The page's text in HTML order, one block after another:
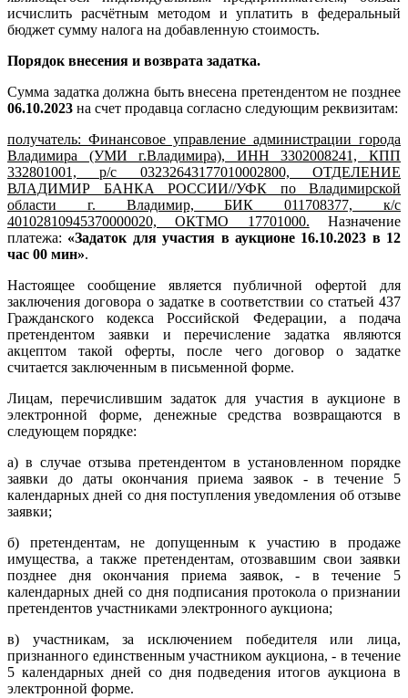
исчислить расчётным методом и уплатить в федеральный
бюджет сумму налога на добавленную стоимость.
Порядок внесения и возврата задатка.
Сумма задатка должна быть внесена претендентом не позднее
06.10.2023 на счет продавца согласно следующим реквизитам:
получатель: Финансовое управление администрации города
Владимира (УМИ г.Владимира), ИНН 3302008241, КПП
332801001, р/с 03232643177010002800, ОТДЕЛЕНИЕ
ВЛАДИМИР БАНКА РОССИИ//УФК по Владимирской
области г. Владимир, БИК 011708377, к/с
40102810945370000020, ОКТМО 17701000. Назначение
платежа: «Задаток для участия в аукционе 16.10.2023 в 12
час 00 мин».
Настоящее сообщение является публичной офертой для
заключения договора о задатке в соответствии со статьей 437
Гражданского кодекса Российской Федерации, а подача
претендентом заявки и перечисление задатка являются
акцептом такой оферты, после чего договор о задатке
считается заключенным в письменной форме.
Лицам, перечислившим задаток для участия в аукционе в
электронной форме, денежные средства возвращаются в
следующем порядке:
а) в случае отзыва претендентом в установленном порядке
заявки до даты окончания приема заявок - в течение 5
календарных дней со дня поступления уведомления об отзыве
заявки;
б) претендентам, не допущенным к участию в продаже
имущества, а также претендентам, отозвавшим свои заявки
позднее дня окончания приема заявок, - в течение 5
календарных дней со дня подписания протокола о признании
претендентов участниками электронного аукциона;
в) участникам, за исключением победителя или лица,
признанного единственным участником аукциона, - в течение
5 календарных дней со дня подведения итогов аукциона в
электронной форме.